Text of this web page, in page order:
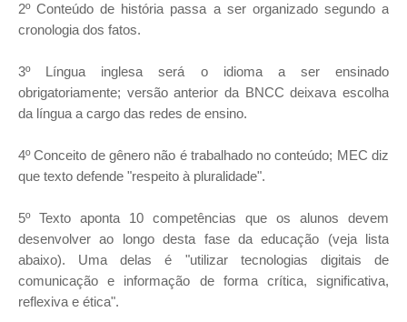
2º Conteúdo de história passa a ser organizado segundo a
cronologia dos fatos.
3º Língua inglesa será o idioma a ser ensinado
obrigatoriamente; versão anterior da BNCC deixava escolha
da língua a cargo das redes de ensino.
4º Conceito de gênero não é trabalhado no conteúdo; MEC diz
que texto defende "respeito à pluralidade".
5º Texto aponta 10 competências que os alunos devem
desenvolver ao longo desta fase da educação (veja lista
abaixo). Uma delas é "utilizar tecnologias digitais de
comunicação e informação de forma crítica, significativa,
reflexiva e ética".